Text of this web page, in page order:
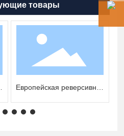
товары
Европейская реверсивная
установка